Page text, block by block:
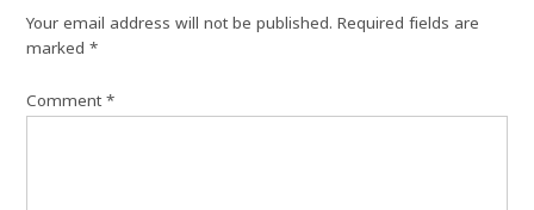
Your email address will not be published. Required fields are
marked*
Comment*